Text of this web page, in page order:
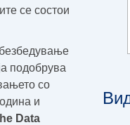
се состои
подобрува
со
и
Data